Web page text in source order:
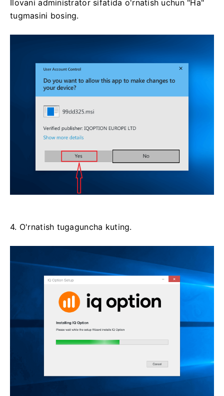
Ilovani administrator sifatida o'rnatish uchun "Ha"
tugmasini bosing.
4. O'rnatish tugaguncha kuting.